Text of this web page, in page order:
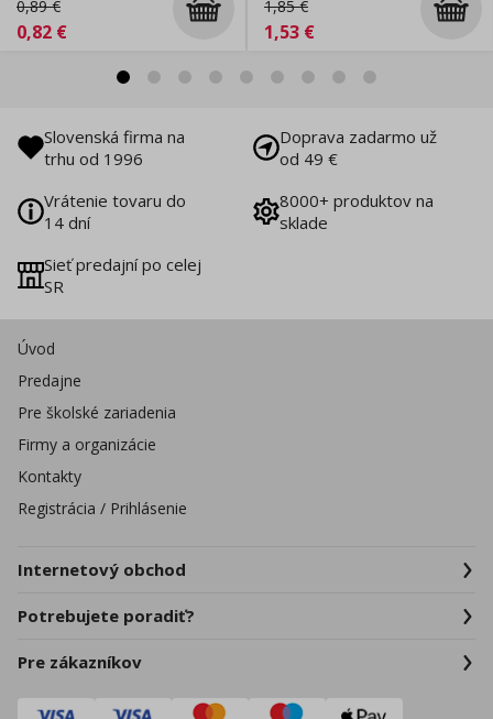
0,89€
0,82 €
1,85€
1,53 €
Slovenská firma na
trhu od 1996
Doprava zadarmo už
od 49 €
Vrátenie tovaru do
14 dní
8000+ produktov na
sklade
Sieť predajní po celej
SR
Úvod
Predajne
Pre školské zariadenia
Firmy a organizácie
Kontakty
Registrácia / Prihlásenie
Internetový obchod
Potrebujete poradiť?
Pre zákazníkov